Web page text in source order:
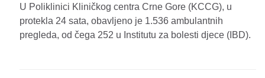
U Poliklinici Kliničkog centra Crne Gore (KCCG), u
protekla 24 sata, obavljeno je 1.536 ambulantnih
pregleda, od čega 252 u Institutu za bolesti djece (IBD).